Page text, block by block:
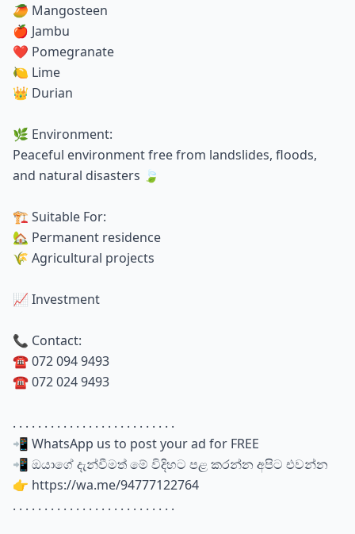
🥭 Mangosteen
🍎 Jambu
❤️ Pomegranate
🍋 Lime
👑 Durian
🌿 Environment:
Peaceful environment free from landslides, floods,
and natural disasters 🍃
🏗️ Suitable For:
🏡 Permanent residence
🌾 Agricultural projects
📈 Investment
📞 Contact:
☎️ 072 094 9493
☎️ 072 024 9493
. . . . . . . . . . . . . . . . . . . . . . . . . .
📲 WhatsApp us to post your ad for FREE
📲 ඔයාගේ දැන්වීමත් මේ විදිහට පළ කරන්න අපිට එවන්න
👉 https://wa.me/94777122764
. . . . . . . . . . . . . . . . . . . . . . . . . .